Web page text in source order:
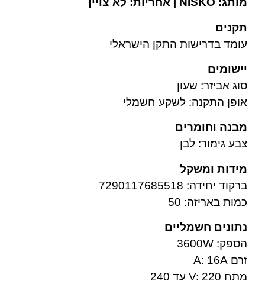
תקנים
עומד בדרישות התקן הישראלי
יישומים
סוג אביזר: שעון
אופן התקנה: לשקע חשמלי
מבנה וחומרים
צבע גימור: לבן
מידות ומשקל
ברקוד יחידה: 7290117685518
כמות באריזה: 50
נתונים חשמליים
הספק: 3600W
זרם A: 16A
מתח V: 220 עד 240